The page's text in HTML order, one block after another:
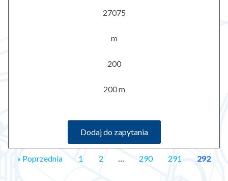
27075
m
200
200 m
Dodaj do zapytania
« Poprzednia 1 2 290 291 292